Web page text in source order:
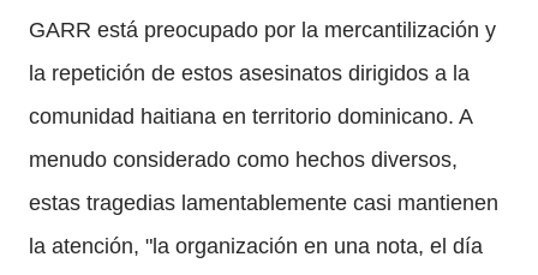
GARR está preocupado por la mercantilización y
la repetición de estos asesinatos dirigidos a la
comunidad haitiana en territorio dominicano. A
menudo considerado como hechos diversos,
estas tragedias lamentablemente casi mantienen
la atención, "la organización en una nota, el día